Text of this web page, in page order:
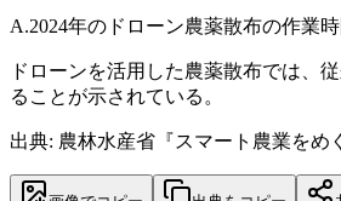
A.2024年のドローン農薬散布の作業時
ドローンを活用した農薬散布では、
ることが示されている。
出典: 農林水産省『スマート農業をめ